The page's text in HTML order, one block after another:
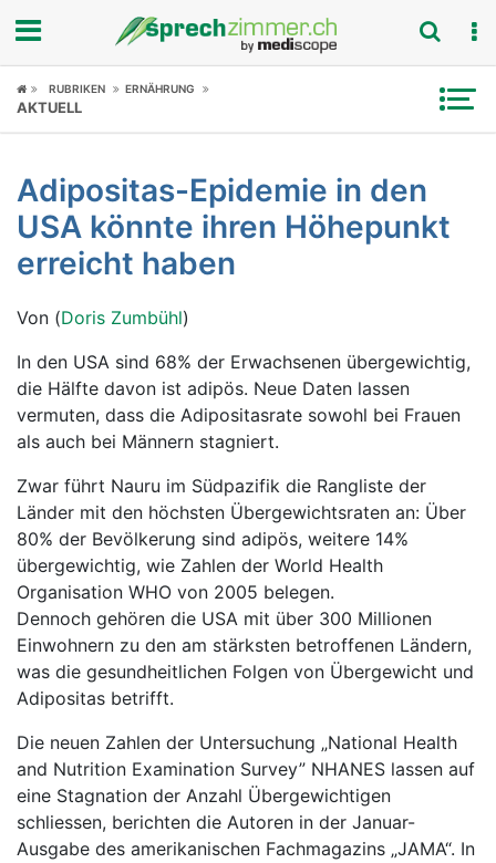
Fokus
Symptome
Untersuchungen
News
Ratgeber
Rubriken
RUBRIKEN ERNÄHRUNG
AKTUELL
Adipositas-Epidemie in den
USA könnte ihren Höhepunkt
erreicht haben
Von (Doris Zumbühl)
In den USA sind 68% der Erwachsenen übergewichtig,
die Hälfte davon ist adipös. Neue Daten lassen
vermuten, dass die Adipositasrate sowohl bei Frauen
als auch bei Männern stagniert.
Zwar führt Nauru im Südpazifik die Rangliste der
Länder mit den höchsten Übergewichtsraten an: Über
80% der Bevölkerung sind adipös, weitere 14%
übergewichtig, wie Zahlen der World Health
Organisation WHO von 2005 belegen.
Dennoch gehören die USA mit über 300 Millionen
Einwohnern zu den am stärksten betroffenen Ländern,
was die gesundheitlichen Folgen von Übergewicht und
Adipositas betrifft.
Die neuen Zahlen der Untersuchung „National Health
and Nutrition Examination Survey” NHANES lassen auf
eine Stagnation der Anzahl Übergewichtigen
schliessen, berichten die Autoren in der Januar-
Ausgabe des amerikanischen Fachmagazins „JAMA“. In